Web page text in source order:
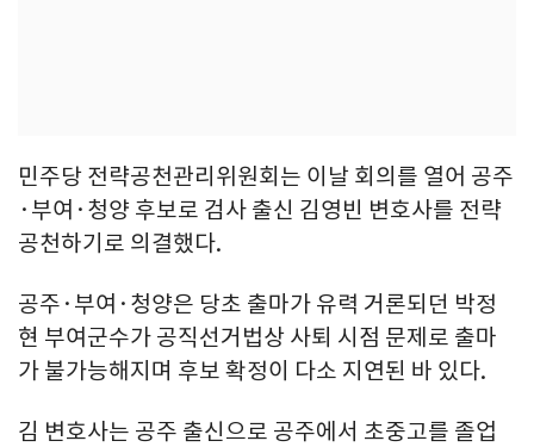
민주당 전략공천관리위원회는 이날 회의를 열어 공주
·부여·청양 후보로 검사 출신 김영빈 변호사를 전략
공천하기로 의결했다.
공주·부여·청양은 당초 출마가 유력 거론되던 박정
현 부여군수가 공직선거법상 사퇴 시점 문제로 출마
가 불가능해지며 후보 확정이 다소 지연된 바 있다.
김 변호사는 공주 출신으로 공주에서 초중고를 졸업